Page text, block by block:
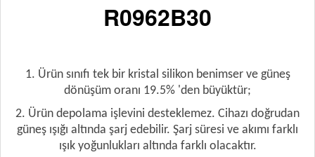
R0962B30
1. Ürün sınıfı tek bir kristal silikon benimser ve güneş
dönüşüm oranı 19.5% 'den büyüktür;
2. Ürün depolama işlevini desteklemez. Cihazı doğrudan
güneş ışığı altında şarj edebilir. Şarj süresi ve akımı farklı
ışık yoğunlukları altında farklı olacaktır.